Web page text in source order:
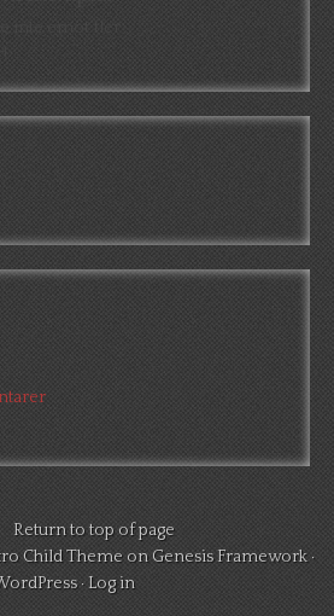
Return to top of page
Child Themeon Genesis Framework·
·Log in